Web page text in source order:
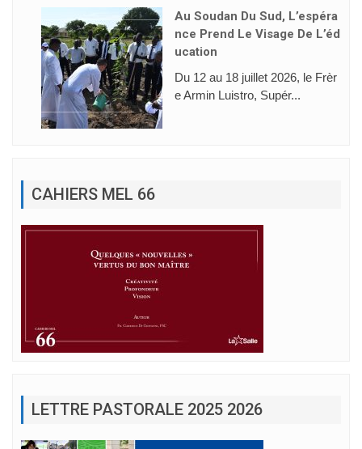
Au Soudan Du Sud, L’espéra
Nce Prend Le Visage De L’éd
Ucation
Du 12 au 18 juillet 2026, le Frèr
e Armin Luistro, Supér...
CAHIERS MEL 66
LETTRE PASTORALE 2025 2026